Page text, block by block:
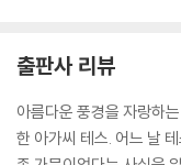
출판사 리뷰
아름다운 풍경을 자랑하
한 아가씨 테스. 어느 날